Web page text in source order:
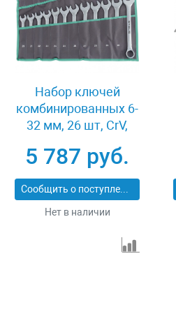
Набор ключей
комбинированных 6-
32 мм, 26 шт, CrV,
15431
5 787 руб.
Сообщить о поступлении
Нет в наличии